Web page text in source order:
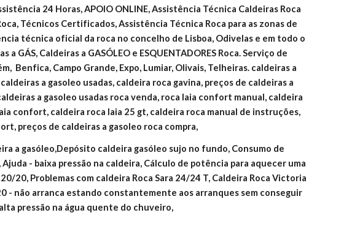
24 Horas, APOIO ONLINE, Assistência Técnica Caldeiras Roca
Técnicos Certificados, Assistência Técnica Roca para as zonas de
técnica oficial da roca no concelho de Lisboa, Odivelas e em todo o
GÁS, Caldeiras a GASÓLEO e ESQUENTADORES Roca. Serviço de
Benfica, Campo Grande, Expo, Lumiar, Olivais, Telheiras. caldeiras a
a gasoleo usadas, caldeira roca gavina, preços de caldeiras a
a gasoleo usadas roca venda, roca laia confort manual, caldeira
confort, caldeira roca laia 25 gt, caldeira roca manual de instruções,
preços de caldeiras a gasoleo roca compra,
a gasóleo,Depósito caldeira gasóleo sujo no fundo, Consumo de
- baixa pressão na caldeira, Cálculo de potência para aquecer uma
20, Problemas com caldeira Roca Sara 24/24 T, Caldeira Roca Victoria
não arranca estando constantemente aos arranques sem conseguir
pressão na água quente do chuveiro,